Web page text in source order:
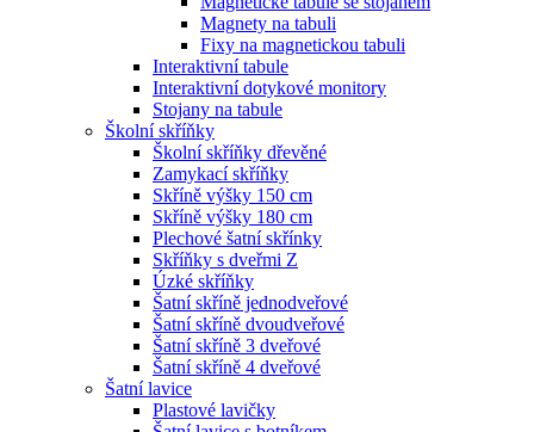
Magnety na tabuli
Fixy na magnetickou tabuli
Interaktivní tabule
Interaktivní dotykové monitory
Stojany na tabule
Školní skříňky
Školní skříňky dřevěné
Zamykací skříňky
Skříně výšky 150 cm
Skříně výšky 180 cm
Plechové šatní skřínky
Skříňky s dveřmi Z
Úzké skříňky
Šatní skříně jednodveřové
Šatní skříně dvoudveřové
Šatní skříně 3 dveřové
Šatní skříně 4 dveřové
Šatní lavice
Plastové lavičky